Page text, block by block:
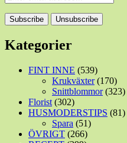
Kategorier
FINT INNE (539)
Krukväxter(170)
Snittblommor(323)
Florist (302)
HUSMODERSTIPS (81)
Spara (51)
ÖVRIGT (266)